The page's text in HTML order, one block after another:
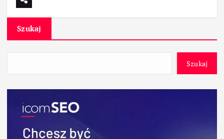
Szukaj
Szukaj